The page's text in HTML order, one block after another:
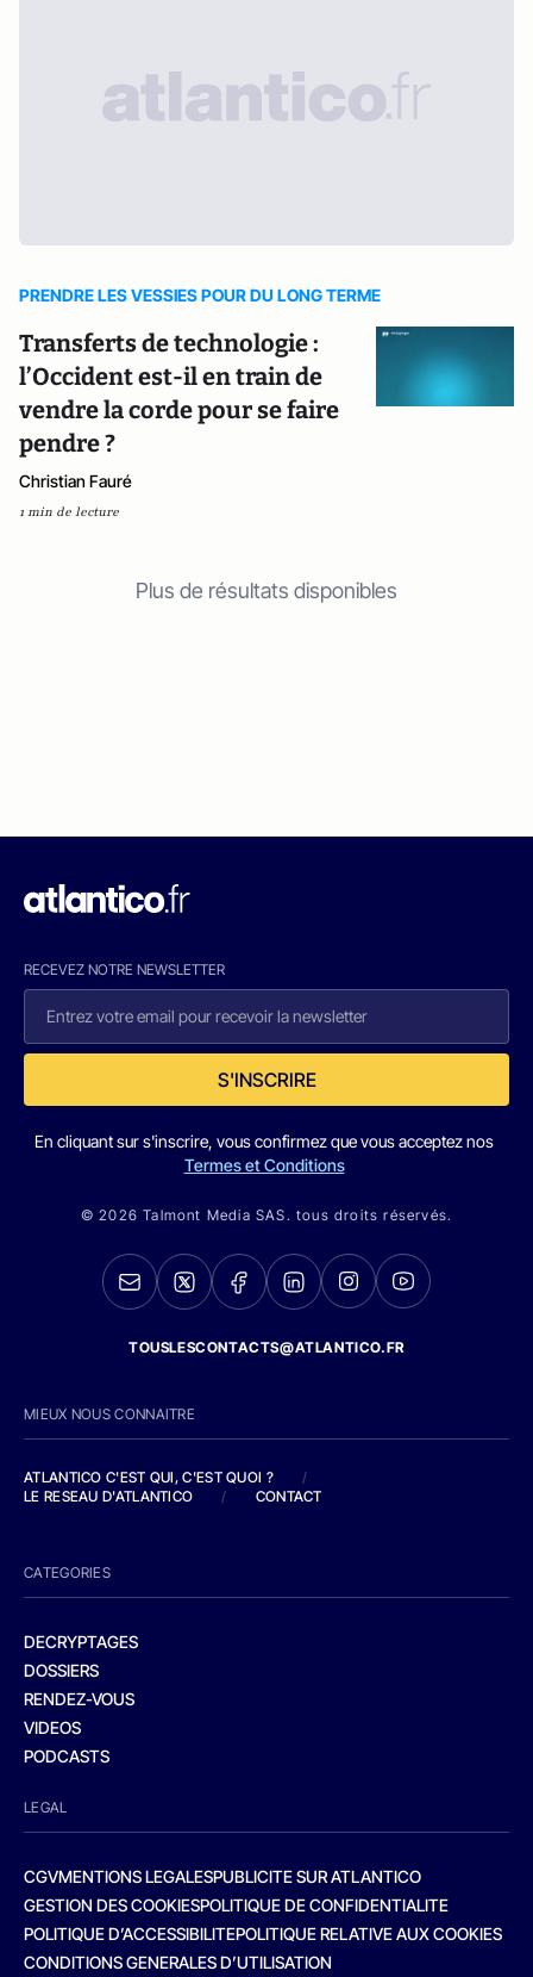
PRENDRE LES VESSIES POUR DU LONG TERME
Transferts de technologie :
l’Occident est-il en train de
vendre la corde pour se faire
pendre ?
Christian Fauré
1 min de lecture
Plus de résultats disponibles
RECEVEZ NOTRE NEWSLETTER
S'INSCRIRE
En cliquant sur s'inscrire, vous confirmez que vous acceptez nos
Termes et Conditions
© 2026 Talmont Media SAS. tous droits réservés.
TOUSLESCONTACTS@ATLANTICO.FR
MIEUX NOUS CONNAITRE
ATLANTICO C'EST QUI, C'EST QUOI ?
/
LE RESEAU D'ATLANTICO
/ CONTACT
CATEGORIES
DECRYPTAGES
DOSSIERS
RENDEZ-VOUS
VIDEOS
PODCASTS
LEGAL
CGVMENTIONS LEGALESPUBLICITE SUR ATLANTICO
GESTION DES COOKIESPOLITIQUE DE CONFIDENTIALITE
POLITIQUE D’ACCESSIBILITEPOLITIQUE RELATIVE AUX COOKIES
CONDITIONS GENERALES D’UTILISATION